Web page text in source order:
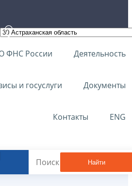
ФНС России Деятельность
и госуслуги Документы
Контакты ENG
Найти